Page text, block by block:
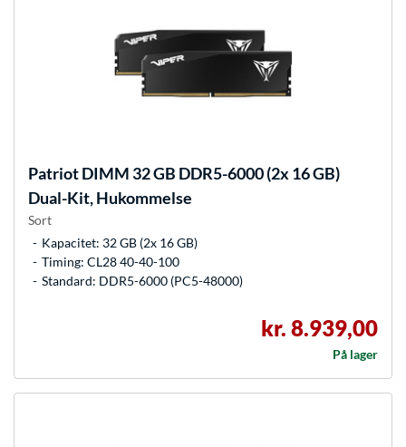
PatriotDIMM 32 GB DDR5-6000 (2x 16 GB)
Dual-Kit, Hukommelse
Sort
Kapacitet: 32 GB (2x 16 GB)
Timing: CL28 40-40-100
Standard: DDR5-6000 (PC5-48000)
kr. 8.939,00
På lager